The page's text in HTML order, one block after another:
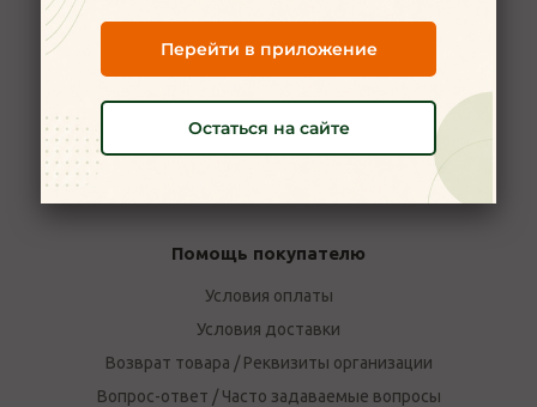
Вакансии
Политика конфиденциальности
Помощь покупателю
Условия оплаты
Условия доставки
Возврат товара / Реквизиты организации
Вопрос-ответ / Часто задаваемые вопросы
Перейти в приложение
Остаться на сайте